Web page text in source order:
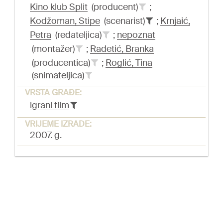
Kino klub Split (producent)
;
Kodžoman, Stipe (scenarist) ; Krnjaić,
Petra (redateljica) ; nepoznat
(montažer)
; Radetić, Branka
(producentica)
; Roglić, Tina
(snimateljica)
VRSTA GRAĐE:
igrani film
VRIJEME IZRADE:
2007. g.